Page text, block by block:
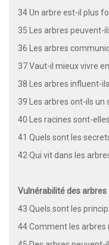
34 Un arbre est-il plus
35 Les arbres peuvent-
36 Les arbres
37 Vaut-il mieux vivre
38 Les arbres influent-
39 Les arbres ont-ils
40 Les racines sont-
41 Quels sont les
42 Qui vit dans les
Vulnérabilité des arbres
43 Quels sont les
44 Comment les arbres